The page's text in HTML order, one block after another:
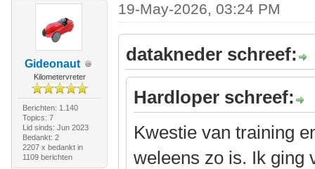
Gideonaut
Kilometervreter
Berichten: 1.140
Topics: 7
Lid sinds: Jun 2023
Bedankt: 2
2207 x bedankt in
1109 berichten
19-May-2026, 03:24 PM
datakneder schreef:
Hardloper schreef:
Kwestie van training
weleens zo is. Ik ging